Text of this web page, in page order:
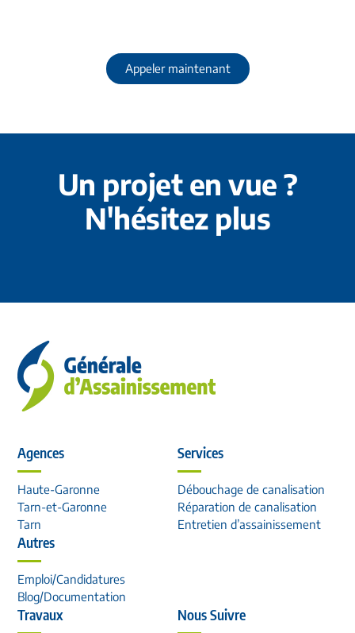
Appeler maintenant
Un projet en vue ?
N'hésitez plus
Agences
Haute-Garonne
Tarn-et-Garonne
Tarn
Autres
Emploi/Candidatures
Blog/Documentation
Services
Débouchage de canalisation
Réparation de canalisation
Entretien d’assainissement
Travaux Nous Suivre